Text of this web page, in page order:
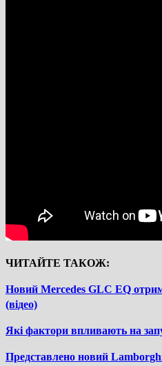
ЧИТАЙТЕ ТАКОЖ:
Новий Mercedes GLC EQ
(відео)
Які фактори впливають на
Представлено новий